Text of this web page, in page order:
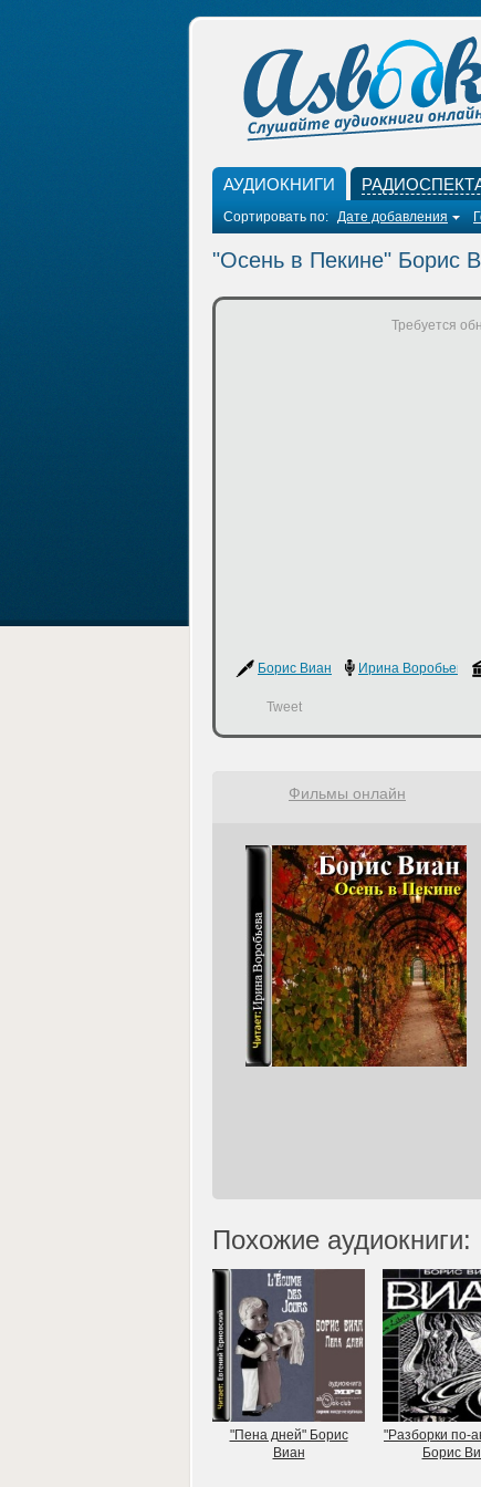
АУДИОКНИГИ
Сортировать по: Дате добавления
"Осень в Пекине" Борис
Требуется
Борис Виан Ирина Воробьева
Tweet
Фильмы онлайн
Похожие аудиокниги:
"Пена дней" Борис
Виан
"Разборки по-
Борис